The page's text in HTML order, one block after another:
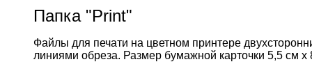
Папка "Print"
Файлы для печати на цветном принтере
линиями обреза. Размер бумажной карточки 5,5 см х